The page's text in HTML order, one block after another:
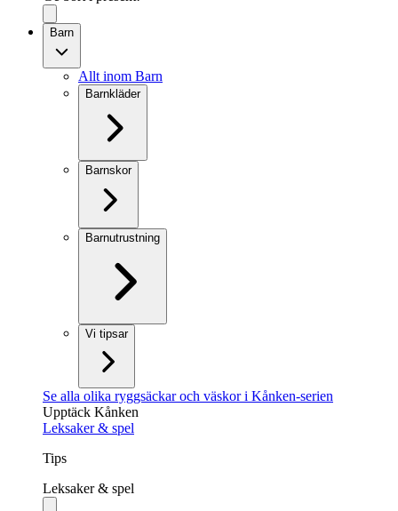
Barn
Allt inom Barn
Barnkläder
Barnskor
Barnutrustning
Vi tipsar
Se alla olika ryggsäckar och väskor i Kånken-serien
Upptäck Kånken
Leksaker & spel
Tips
Leksaker & spel